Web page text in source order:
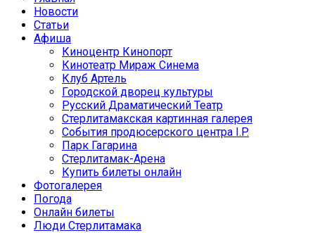
Новости
Статьи
Афиша
Киноцентр Кинопорт
Кинотеатр Мираж Синема
Клуб Артель
Городской дворец культуры
Русский Драматический Театр
Стерлитамакская картинная галерея
События продюсерского центра I.P.
Парк Гагарина
Стерлитамак-Арена
Купить билеты онлайн
Фотогалерея
Погода
Онлайн билеты
Люди Стерлитамака